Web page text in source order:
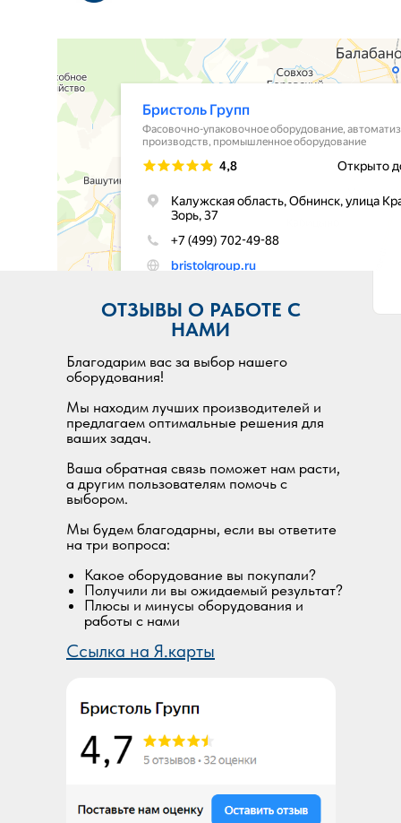
Благодарим вас за выбор нашего
оборудования!
Мы находим лучших производителей и
предлагаем оптимальные решения для
ваших задач.
Ваша обратная связь поможет нам расти,
а другим пользователям помочь с
выбором.
Мы будем благодарны, если вы ответите
на три вопроса:
Какое оборудование вы покупали?
Получили ли вы ожидаемый результат?
Плюсы и минусы оборудования и
работы с нами
Ссылка на Я.карты
ОТЗЫВЫ О РАБОТЕ С
НАМИ